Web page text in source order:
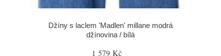
Džíny s laclem 'Madlen' millane modrá
džínovina / bílá
1 579 Kč